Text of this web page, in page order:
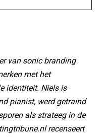
van sonic branding
met het
identiteit. Niels is
pianist, werd getraind
als strateeg in de
recenseert